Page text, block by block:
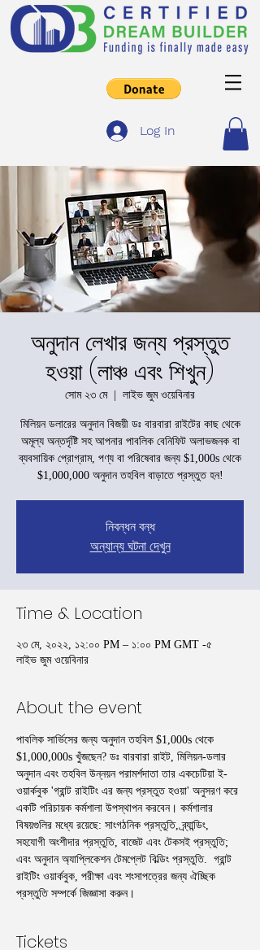
Log In
অনুদান লেখার জন্য প্রস্তুত
হওয়া (লাঞ্চ এবং শিখুন)
সোম ২৩ মে
  |
লাইভ জুম ওয়েবিনার
মিলিয়ন ডলারের অনুদান বিজয়ী ডঃ বারবারা রাইটের কাছ থেকে
অমূল্য অন্তর্দৃষ্টি সহ আপনার পাবলিক বেনিফিট অলাভজনক বা
ব্যবসায়িক প্রোগ্রাম, পণ্য বা পরিষেবার জন্য $1,000s থেকে
$1,000,000 অনুদান তহবিল বাড়াতে প্রস্তুত হন!
নিবন্ধন বন্ধ
অন্যান্য ঘটনা দেখুন
Time & Location
২৩ মে, ২০২২, ১২:০০ PM – ১:০০ PM GMT -৫
লাইভ জুম ওয়েবিনার
About the event
পাবলিক সার্ভিসের জন্য অনুদান তহবিল $1,000s থেকে
$1,000,000s খুঁজছেন? ডঃ বারবারা রাইট, মিলিয়ন-ডলার
অনুদান এবং তহবিল উন্নয়ন পরামর্শদাতা তার একচেটিয়া ই-
ওয়ার্কবুক 'গ্রান্ট রাইটিং এর জন্য প্রস্তুত হওয়া' অনুসরণ করে
একটি পরিচায়ক কর্মশালা উপস্থাপন করবেন। কর্মশালার
বিষয়গুলির মধ্যে রয়েছে: সাংগঠনিক প্রস্তুতি, ব্র্যান্ডিং,
সহযোগী অংশীদার প্রস্তুতি, বাজেট এবং টেকসই প্রস্তুতি;
এবং অনুদান অ্যাপ্লিকেশন টেমপ্লেট বিল্ডিং প্রস্তুতি.  গ্রান্ট
রাইটিং ওয়ার্কবুক, পরীক্ষা এবং শংসাপত্রের জন্য ঐচ্ছিক
প্রস্তুতি সম্পর্কে জিজ্ঞাসা করুন।
Tickets